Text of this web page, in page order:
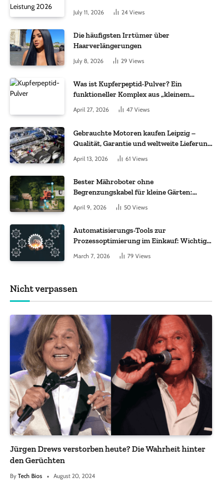
July 11, 2026 24 Views
Die häufigsten Irrtümer über
Haarverlängerungen
July 8, 2026 29 Views
Was ist Kupferpeptid-Pulver? Ein
funktioneller Komplex aus „kleinem
Molekül + Metall“
April 27, 2026 47 Views
Gebrauchte Motoren kaufen Leipzig –
Qualität, Garantie und weltweite Lieferung
April 13, 2026 61 Views
Bester Mähroboter ohne
Begrenzungskabel für kleine Gärten:
Worauf es bei 200 bis 500 m² wirklich
ankommt
April 9, 2026 50 Views
Automatisierungs-Tools zur
Prozessoptimierung im Einkauf: Wichtige
Funktionen, auf die Sie achten sollten
March 7, 2026 79 Views
Nicht verpassen
Jürgen Drews verstorben heute? Die Wahrheit hinter
den Gerüchten
By Tech Bios August 20, 2024